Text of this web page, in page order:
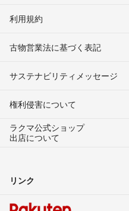
利用規約
古物営業法に基づく表記
サステナビリティメッセージ
権利侵害について
ラクマ公式ショップ
出店について
リンク